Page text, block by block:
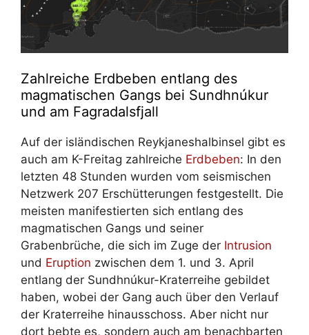
Zahlreiche Erdbeben entlang des
magmatischen Gangs bei Sundhnúkur
und am Fagradalsfjall
Auf der isländischen Reykjaneshalbinsel gibt es
auch am K-Freitag zahlreiche Erdbeben: In den
letzten 48 Stunden wurden vom seismischen
Netzwerk 207 Erschütterungen festgestellt. Die
meisten manifestierten sich entlang des
magmatischen Gangs und seiner
Grabenbrüche, die sich im Zuge der Intrusion
und Eruption zwischen dem 1. und 3. April
entlang der Sundhnúkur-Kraterreihe gebildet
haben, wobei der Gang auch über den Verlauf
der Kraterreihe hinausschoss. Aber nicht nur
dort bebte es, sondern auch am benachbarten